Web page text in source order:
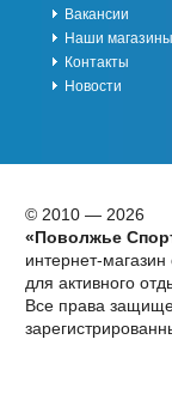
Вакансии
Наши магазины
Контакты
Новости
© 2010 — 2026
«Поволжье
интернет-
для активного
Все права